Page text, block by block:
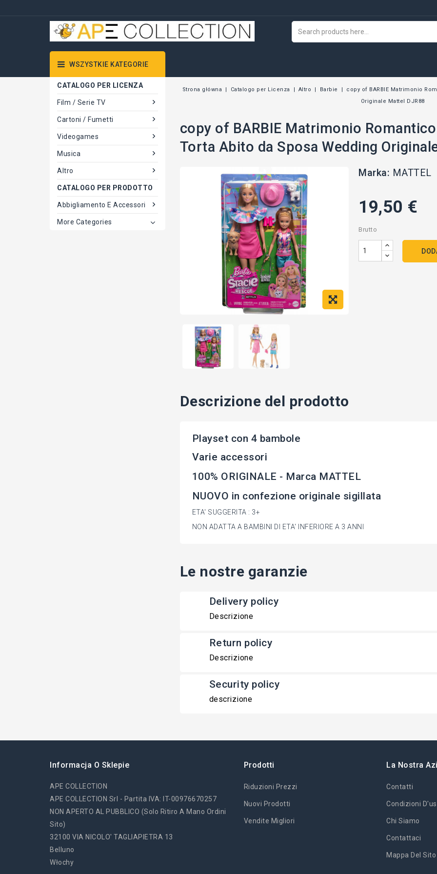
WSZYSTKIE KATEGORIE
CATALOGO PER LICENZA
Film / Serie TV
Cartoni / Fumetti
Videogames
Musica
Altro
CATALOGO PER PRODOTTO
Abbigliamento E Accessori
More Categories
Strona główna Catalogo per Licenza Altro Barbie
copy of BARBIE Matrimonio
Originale Mattel DJR88
copy of BARBIE Matrimonio
Torta Abito da Sposa Wedding
Marka: MATTEL
19,50 €
Brutto
Descrizione del prodotto
Playset con 4 bambole
Varie accessori
100% ORIGINALE - Marca MATTEL
NUOVO in confezione originale sigillata
ETA' SUGGERITA : 3+
NON ADATTA A BAMBINI DI ETA' INFERIORE A 3 ANNI
Le nostre garanzie
Delivery policy
Descrizione
Return policy
Descrizione
Security policy
descrizione
Informacja O Sklepie
APE COLLECTION
APE COLLECTION Srl - Partita IVA: IT-00976670257
NON APERTO AL PUBBLICO (solo Ritiro A Mano Ordini
Sito)
32100 VIA NICOLO' TAGLIAPIETRA 13
Belluno
Włochy
Prodotti
Riduzioni Prezzi
Nuovi Prodotti
Vendite Migliori
La Nostra
Contatti
Condizioni
Chi Siamo
Contattaci
Mappa Del Sito